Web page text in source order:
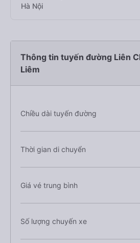
Hà Nội
Thông tin tuyến đường Liên
Liêm
Chiều dài tuyến đường
Thời gian di chuyển
Giá vé trung bình
Số lượng chuyến xe